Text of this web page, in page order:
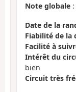
Note globale :
Date de la
Fiabilité de la
Facilité à
Intérêt du
bien
Circuit très